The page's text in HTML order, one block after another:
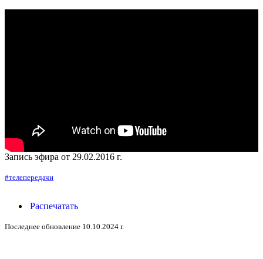
Запись эфира от 29.02.2016 г.
#телепередачи
Распечатать
Последнее обновление 10.10.2024 г.